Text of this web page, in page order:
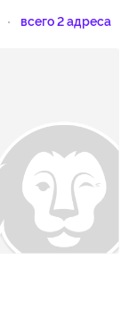
всего 2 адреса